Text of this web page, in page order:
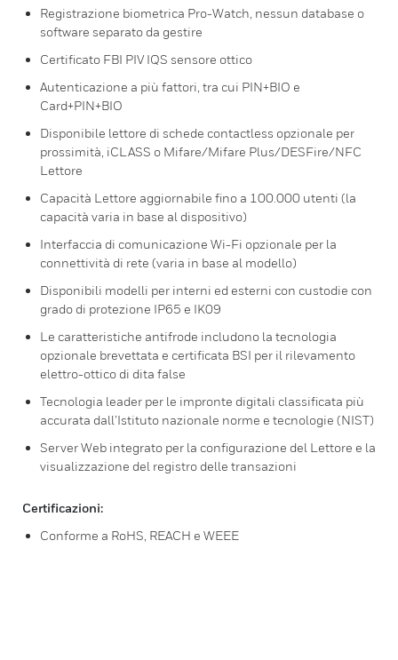
Registrazione biometrica Pro-Watch, nessun database o
software separato da gestire
Certificato FBI PIV IQS sensore ottico
Autenticazione a più fattori, tra cui PIN+BIO e
Card+PIN+BIO
Disponibile lettore di schede contactless opzionale per
prossimità, iCLASS o Mifare/Mifare Plus/DESFire/NFC
Lettore
Capacità Lettore aggiornabile fino a 100.000 utenti (la
capacità varia in base al dispositivo)
Interfaccia di comunicazione Wi-Fi opzionale per la
connettività di rete (varia in base al modello)
Disponibili modelli per interni ed esterni con custodie con
grado di protezione IP65 e IK09
Le caratteristiche antifrode includono la tecnologia
opzionale brevettata e certificata BSI per il rilevamento
elettro-ottico di dita false
Tecnologia leader per le impronte digitali classificata più
accurata dall’Istituto nazionale norme e tecnologie (NIST)
Server Web integrato per la configurazione del Lettore e la
visualizzazione del registro delle transazioni
Certificazioni:
Conforme a RoHS, REACH e WEEE